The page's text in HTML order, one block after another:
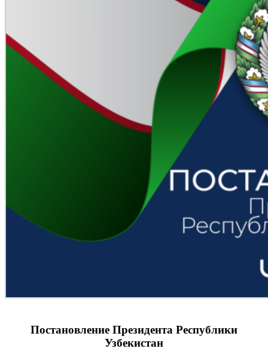
Постановление Президента Республики
Узбекистан